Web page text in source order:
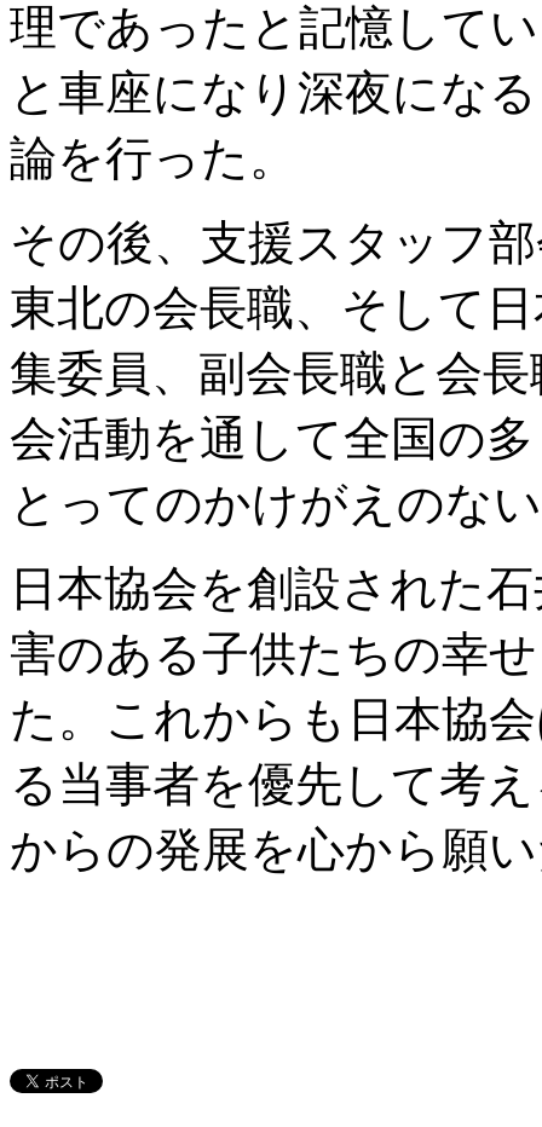
理であったと記憶して
と車座になり深夜にな
論を行った。
その後、支援スタッフ
東北の会長職、そして
集委員、副会長職と会
会活動を通して全国の
とってのかけがえのな
日本協会を創設された
害のある子供たちの幸
た。これからも日本協
る当事者を優先して考
からの発展を心から願